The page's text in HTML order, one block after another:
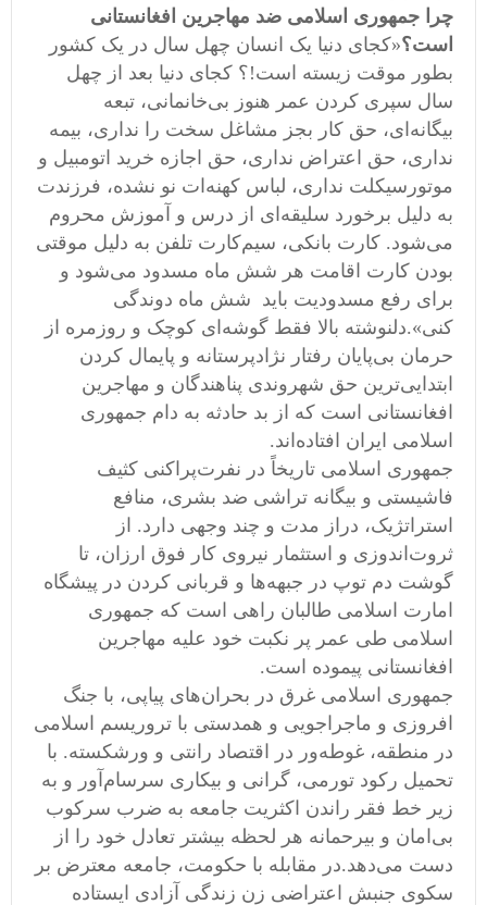
چرا جمهوری اسلامی ضد مهاجرین افغانستانی
است؟«کجای دنیا یک انسان چهل سال در یک کشور
بطور موقت زیسته است!؟ کجای دنیا بعد از چهل
سال سپری کردن عمر هنوز بی‌خانمانی، تبعه
بیگانه‌ای، حق کار بجز مشاغل سخت را نداری، بیمه
نداری، حق اعتراض نداری، حق اجازه خرید اتومبیل و
موتورسیکلت نداری، لباس کهنه‌ات نو نشده، فرزندت
به دلیل برخورد سلیقه‌ای از درس و آموزش محروم
می‌شود. کارت بانکی، سیم‌کارت تلفن به دلیل موقتی
بودن کارت اقامت هر شش ماه مسدود می‌شود و
برای رفع مسدودیت باید شش ماه دوندگی
کنی».دلنوشته بالا فقط گوشه‌ای کوچک و روزمره از
حرمان بی‌پایان رفتار نژادپرستانه و پایمال کردن
ابتدایی‌ترین حق شهروندی پناهندگان و مهاجرین
افغانستانی است که از بد حادثه به دام جمهوری
اسلامی ایران افتاده‌اند.
جمهوری اسلامی تاریخاً در نفرت‌پراکنی کثیف
فاشیستی و بیگانه تراشی ضد بشری، منافع
استراتژیک، دراز مدت و چند وجهی دارد. از
ثروت‌اندوزی و استثمار نیروی کار فوق ارزان، تا
گوشت دم توپ در جبهه‌‌ها و قربانی کردن در پیشگاه
امارت اسلامی طالبان راهی است که جمهوری
اسلامی طی عمر پر نکبت خود علیه مهاجرین
افغانستانی پیموده است.
جمهوری اسلامی غرق در بحران‌های پیاپی، با جنگ
افروزی و ماجراجویی و همدستی با تروریسم اسلامی
در منطقه، غوطه‌ور در اقتصاد رانتی و ورشکسته. با
تحمیل رکود تورمی، گرانی و بیکاری سرسام‌آور و به
زیر خط فقر راندن اکثریت جامعه به ضرب سرکوب
بی‌امان و بیرحمانه هر لحظه بیشتر تعادل خود را از
دست می‌دهد.در مقابله با حکومت، جامعه معترض بر
سکوی جنبش اعتراضی زن زندگی ‌آزادی ایستاده‌